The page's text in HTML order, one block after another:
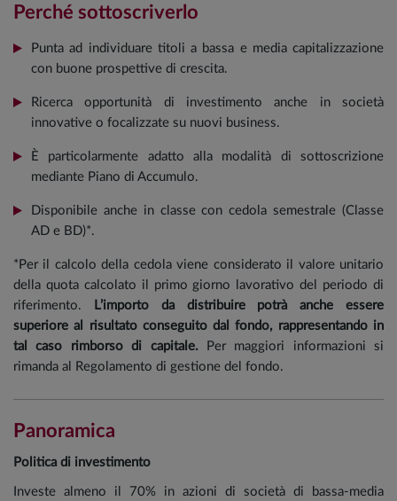
Perché sottoscriverlo
Punta ad individuare titoli a bassa e media capitalizzazione
con buone prospettive di crescita.
Ricerca opportunità di investimento anche in società
innovative o focalizzate su nuovi business.
È particolarmente adatto alla modalità di sottoscrizione
mediante Piano di Accumulo.
Disponibile anche in classe con cedola semestrale (Classe
AD e BD)*.
*Per il calcolo della cedola viene considerato il valore unitario
della quota calcolato il primo giorno lavorativo del periodo di
riferimento.
L’importo da distribuire potrà anche essere
superiore al risultato conseguito dal fondo, rappresentando in
tal caso rimborso di capitale.Per maggiori informazioni si
rimanda al Regolamento di gestione del fondo.
Panoramica
Politica di investimento
Investe almeno il 70% in azioni di società di bassa-media